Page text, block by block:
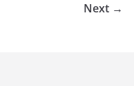
Next →